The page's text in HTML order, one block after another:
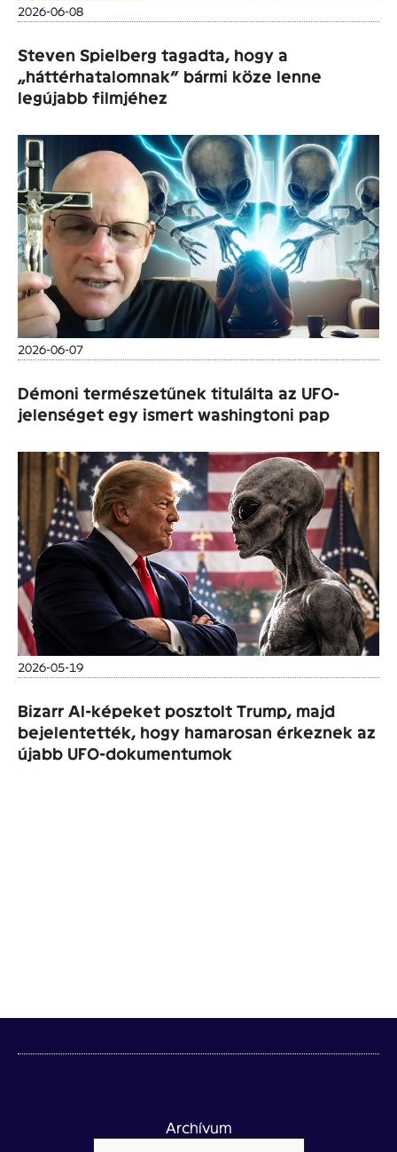
2026-06-08
Steven Spielberg tagadta, hogy a
„háttérhatalomnak” bármi köze lenne
legújabb filmjéhez
2026-06-07
Démoni természetűnek titulálta az UFO-
jelenséget egy ismert washingtoni pap
2026-05-19
Bizarr AI-képeket posztolt Trump, majd
bejelentették, hogy hamarosan érkeznek az
újabb UFO-dokumentumok
Archívum